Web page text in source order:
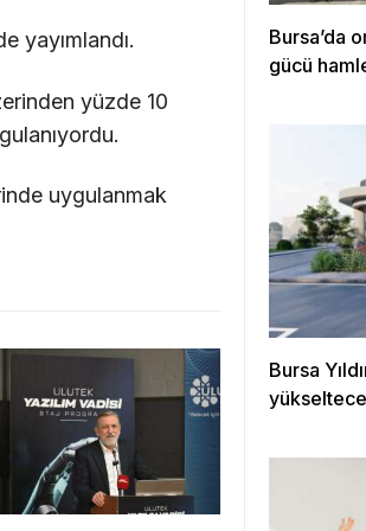
yayımlandı.
yüzde 10
uygulanmak
Bursa’da
gücü
Bursa